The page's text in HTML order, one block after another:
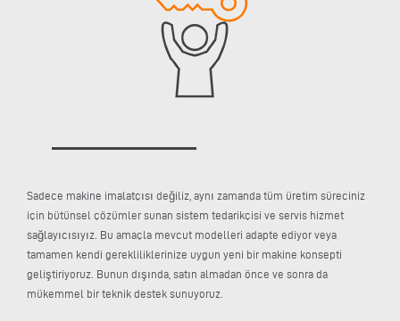
Sadece makine imalatçısı değiliz, aynı zamanda tüm üretim süreciniz
için bütünsel çözümler sunan sistem tedarikçisi ve servis hizmet
sağlayıcısıyız. Bu amaçla mevcut modelleri adapte ediyor veya
tamamen kendi gerekliliklerinize uygun yeni bir makine konsepti
geliştiriyoruz. Bunun dışında, satın almadan önce ve sonra da
mükemmel bir teknik destek sunuyoruz.